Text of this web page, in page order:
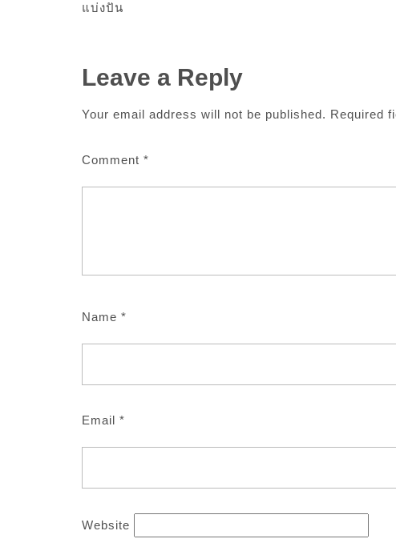
แบ่งปัน
Leave a Reply
Your email address will not be published. Required
Comment *
Name *
Email *
Website